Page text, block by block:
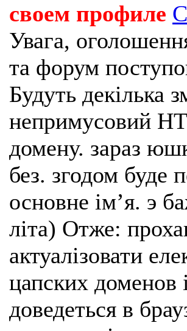
своем профиле
Увага,
та форум
Будуть декілька
непримусовий
домену. зараз
без. згодом буде
основне імʼя. э
літа) Отже:
актуалізовати
цапских доменов
доведеться в